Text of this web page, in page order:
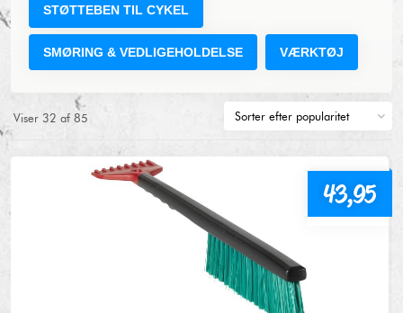
STØTTEBEN TIL CYKEL
SMØRING & VEDLIGEHOLDELSE VÆRKTØJ
Viser 32 af 85
43,95